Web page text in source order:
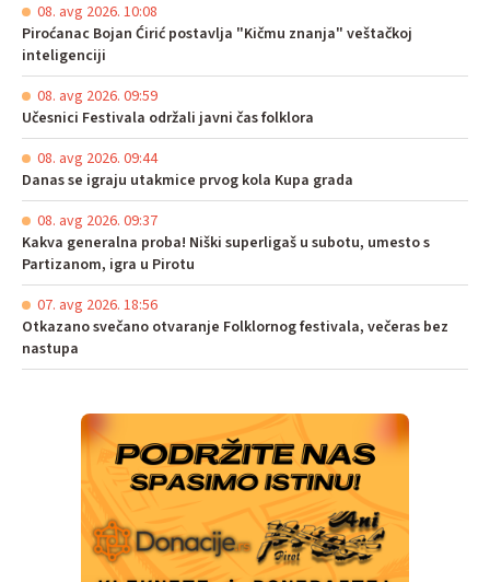
08. avg 2026. 10:08
Piroćanac Bojan Ćirić postavlja "Kičmu znanja" veštačkoj
inteligenciji
08. avg 2026. 09:59
Učesnici Festivala održali javni čas folklora
08. avg 2026. 09:44
Danas se igraju utakmice prvog kola Kupa grada
08. avg 2026. 09:37
Kakva generalna proba! Niški superligaš u subotu, umesto s
Partizanom, igra u Pirotu
07. avg 2026. 18:56
Otkazano svečano otvaranje Folklornog festivala, večeras bez
nastupa